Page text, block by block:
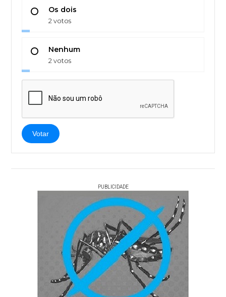
Os dois
2 votos
Nenhum
2 votos
Votar
PUBLICIDADE